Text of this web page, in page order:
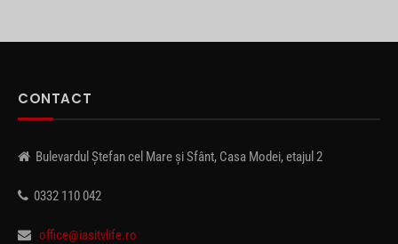
CONTACT
Bulevardul Ștefan cel Mare și Sfânt, Casa Modei, etajul 2
0332 110 042
office@iasitvlife.ro